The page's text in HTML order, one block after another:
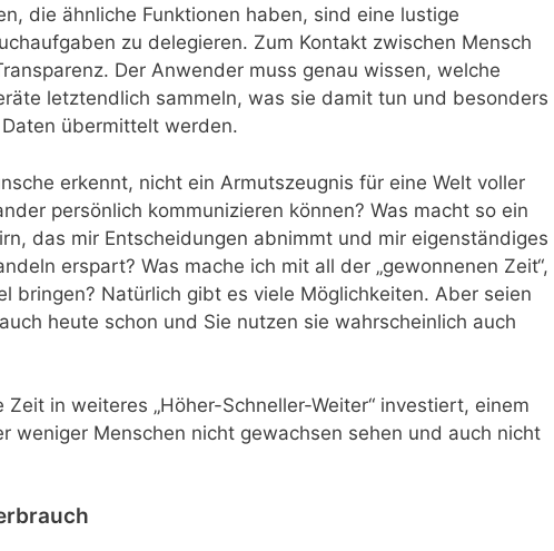
die ähnliche Funktionen haben, sind eine lustige
zu delegieren. Zum Kontakt zwischen Mensch
Der Anwender muss genau wissen, welche
letztendlich sammeln, was sie damit tun und besonders
übermittelt werden.
erkennt, nicht ein Armutszeugnis für eine Welt voller
persönlich kommunizieren können? Was macht so ein
das mir Entscheidungen abnimmt und mir eigenständiges
erspart? Was mache ich mit all der „gewonnenen Zeit“,
bringen? Natürlich gibt es viele Möglichkeiten. Aber seien
heute schon und Sie nutzen sie wahrscheinlich auch
in weiteres „Höher-Schneller-Weiter“ investiert, einem
weniger Menschen nicht gewachsen sehen und auch nicht